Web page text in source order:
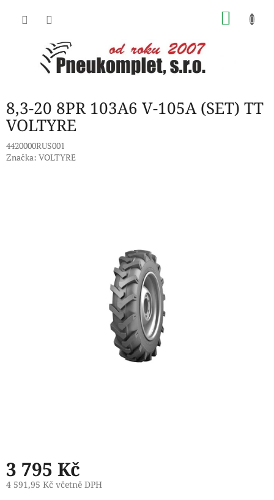
8,3-20 8PR 103A6 V-105A (SET) TT
VOLTYRE
4420000RUS001
Značka: VOLTYRE
3 795 Kč
4 591,95 Kč včetně DPH